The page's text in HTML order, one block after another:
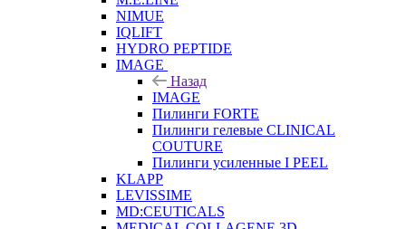
NIMUE
IQLIFT
HYDRO PEPTIDE
IMAGE
Назад
IMAGE
Пилинги FORTE
Пилинги гелевые CLINICAL
COUTURE
Пилинги усиленные I PEEL
KLAPP
LEVISSIME
MD:CEUTICALS